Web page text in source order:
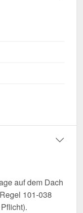
auf dem Dach
101-038